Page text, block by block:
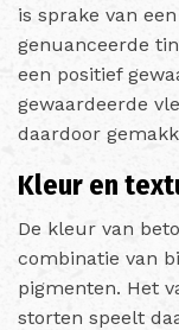
is sprake van
genuanceerde
een positief
gewaardeerde
daardoor
Kleur en
De kleur van
combinatie van
pigmenten. Het
storten speelt